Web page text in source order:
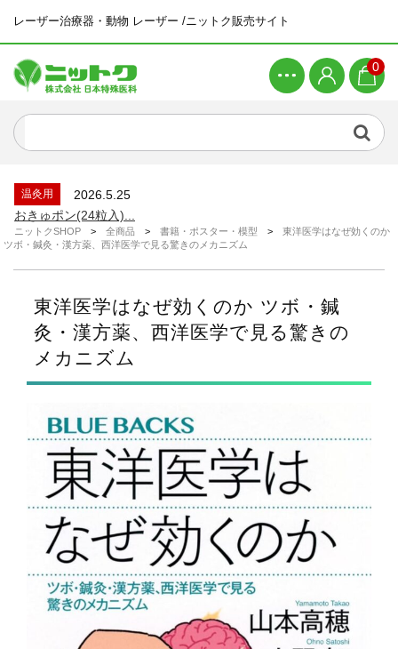
レーザー治療器・動物 レーザー /ニットク販売サイト
0
ピラティスマシン ワンダーチェア...
新着情報
2026.6.26
温灸用
2026.5.25
おきゅポン(24粒入)...
新着情報
2026.4.23
ピラティスマシン スパインコレクター...
新着商品
2026.4.21
ピラティスマシン ワンダーチェア...
新着情報
2026.6.26
システムメンテナンスによる一時休止につい...
おきゅポン(24粒入)...
新着情報
2026.4.23
ゴールデンウィーク休業のお知らせ...
新着商品
2026.4.21
ピラティスマシン スパインコレクター...
新着商品
2026.4.21
ピラティスマシン ワンダーチェア...
ニットクSHOP> 全商品> 書籍・ポスター・模型 >
東洋医学はなぜ効くのか
ツボ・鍼灸・漢方薬、西洋医学で見る驚きのメカニズム
東洋医学はなぜ効くのか ツボ・鍼
灸・漢方薬、西洋医学で見る驚きの
メカニズム